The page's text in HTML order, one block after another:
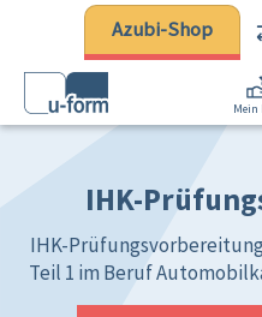
Zum Hauptinhalt springen
Azubi-Shop
Mein
IHK-
IHK-
Teil 1 im Beruf